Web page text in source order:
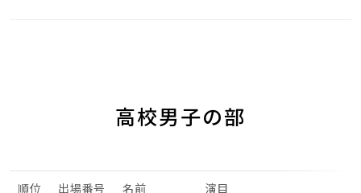
高校男子の部
順位 出場番号 名前 演目